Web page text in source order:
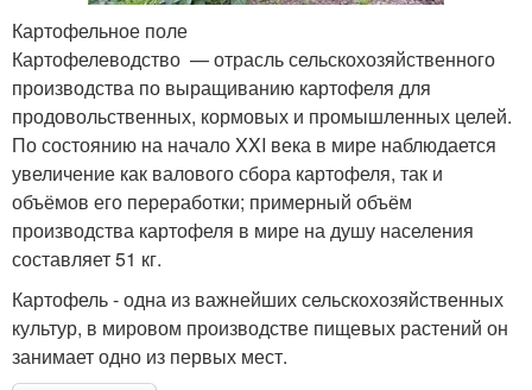
Картофельное поле
Картофелеводство — отрасль сельскохозяйственного
производства по выращиванию картофеля для
продовольственных, кормовых и промышленных целей.
По состоянию на начало XXI века в мире наблюдается
увеличение как валового сбора картофеля, так и
объёмов его переработки; примерный объём
производства картофеля в мире на душу населения
составляет 51 кг.
Картофель - одна из важнейших сельскохозяйственных
культур, в мировом производстве пищевых растений он
занимает одно из первых мест.